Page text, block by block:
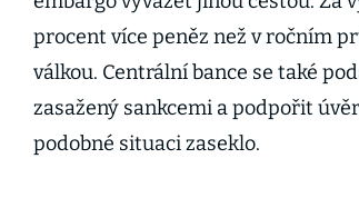
procent více peněz než v ročním
válkou. Centrální bance se také
zasažený sankcemi a podpořit
podobné situaci zaseklo.